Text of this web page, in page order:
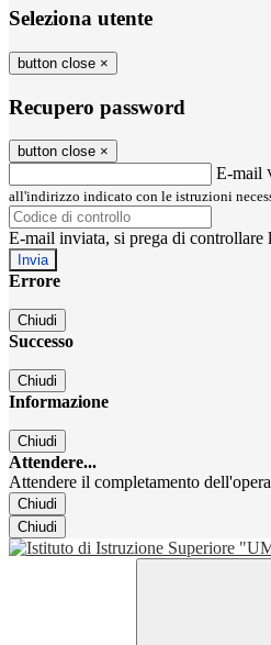
Seleziona utente
button close ×
Recupero password
button close ×
E-mail
all'indirizzo indicato con le istruzioni
E-mail inviata, si prega di controllare
Errore
Chiudi
Successo
Chiudi
Informazione
Chiudi
Attendere...
Attendere il completamento
Chiudi
Chiudi